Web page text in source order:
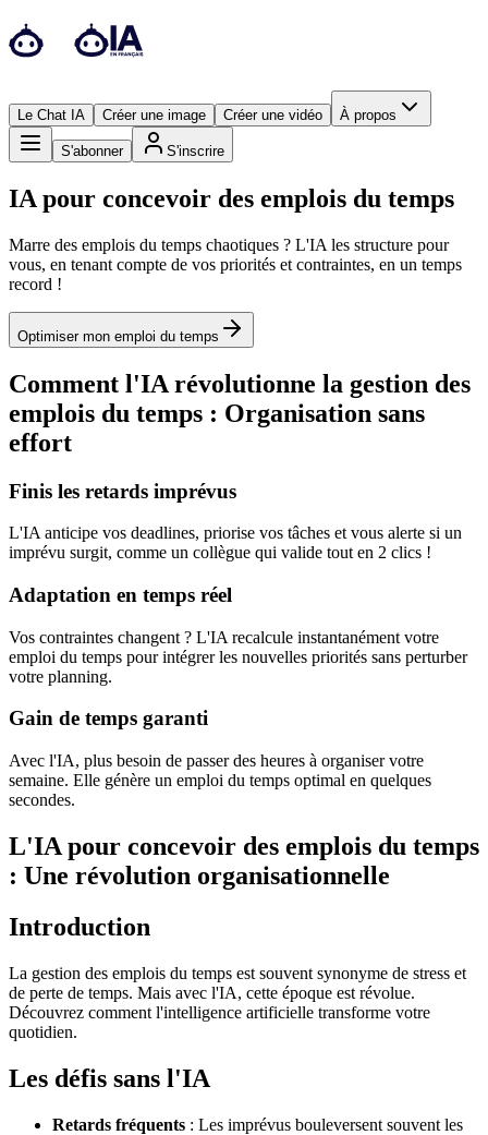
Le Chat IA Créer une image Créer une vidéo À propos
S'abonner S'inscrire
IA pour concevoir des emplois du temps
Marre des emplois du temps chaotiques ? L'IA les structure pour
vous, en tenant compte de vos priorités et contraintes, en un temps
record !
Optimiser mon emploi du temps
Comment l'IA révolutionne la gestion des
emplois du temps : Organisation sans
effort
Finis les retards imprévus
L'IA anticipe vos deadlines, priorise vos tâches et vous alerte si un
imprévu surgit, comme un collègue qui valide tout en 2 clics !
Adaptation en temps réel
Vos contraintes changent ? L'IA recalcule instantanément votre
emploi du temps pour intégrer les nouvelles priorités sans perturber
votre planning.
Gain de temps garanti
Avec l'IA, plus besoin de passer des heures à organiser votre
semaine. Elle génère un emploi du temps optimal en quelques
secondes.
L'IA pour concevoir des emplois du temps
: Une révolution organisationnelle
Introduction
La gestion des emplois du temps est souvent synonyme de stress et
de perte de temps. Mais avec l'IA, cette époque est révolue.
Découvrez comment l'intelligence artificielle transforme votre
quotidien.
Les défis sans l'IA
Retards fréquents : Les imprévus bouleversent souvent les